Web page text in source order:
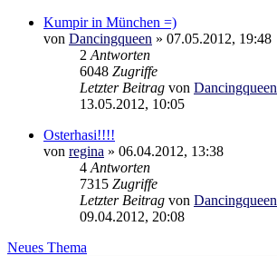
Kumpir in München =)
von Dancingqueen » 07.05.2012, 19:48
2 Antworten
6048 Zugriffe
Letzter Beitrag von Dancingqueen
13.05.2012, 10:05
Osterhasi!!!!
von regina » 06.04.2012, 13:38
4 Antworten
7315 Zugriffe
Letzter Beitrag von Dancingqueen
09.04.2012, 20:08
Neues Thema